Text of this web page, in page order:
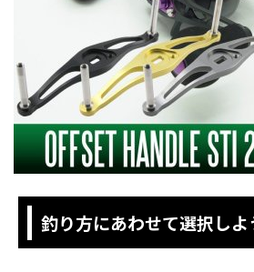
釣り方にあわせて選択しよ